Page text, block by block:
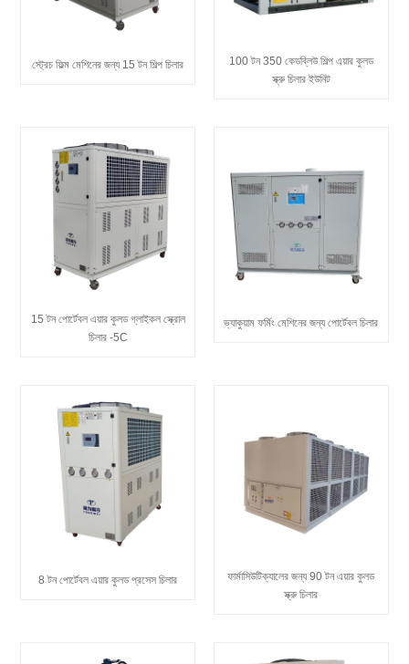
স্ট্রেচ ফিল্ম মেশিনের জন্য 15 টন শিল্প চিলার
100 টন 350 কেডব্লিউ শিল্প এয়ার কুলড
স্ক্রু চিলার ইউনিট
15 টন পোর্টেবল এয়ার কুলড গ্লাইকল স্ক্রোল
চিলার -5C
ভ্যাকুয়াম ফর্মিং মেশিনের জন্য পোর্টেবল চিলার
8 টন পোর্টেবল এয়ার কুলড প্রসেস চিলার
ফার্মাসিউটিক্যালের জন্য 90 টন এয়ার কুলড
স্ক্রু চিলার